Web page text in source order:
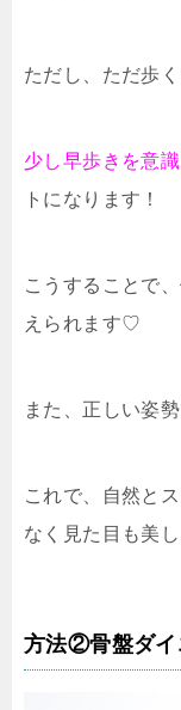
ただし、ただ歩
少し早歩きを意
トになります！
こうすることで
えられます♡
また、正しい姿
これで、自然と
なく見た目も美
方法②骨盤ダイ